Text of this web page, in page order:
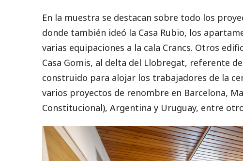
En la muestra se destacan sobre todo los
donde también ideó la Casa Rubio, los
varias equipaciones a la cala Crancs. Otros
Casa Gomis, al delta del Llobregat, referente
construido para alojar los trabajadores de la
varios proyectos de renombre en Barcelona,
Constitucional), Argentina y Uruguay, entre